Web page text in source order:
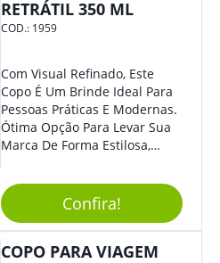
RETRÁTIL 350 ML
COD.: 1959
Com Visual Refinado, Este
Copo É Um Brinde Ideal Para
Pessoas Práticas E Modernas.
Ótima Opção Para Levar Sua
Marca De Forma Estilosa,
Empresa Em Eventos,
Reuniões Corporativas Ou Até
Mesmo Para Presentear
Colaboradores.
Confira!
COPO PARA VIAGEM